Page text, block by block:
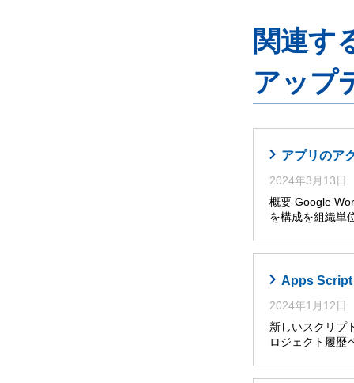
関連す
アップ
アプリのア
2024年3月13日
概要 Google
を構成を組織単
Apps Script
2024年1月12日
新しいスクリプ
ロジェクト履歴